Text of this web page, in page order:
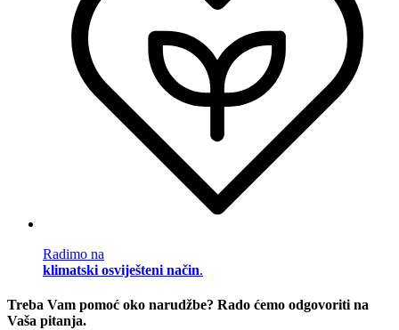
Radimo na
klimatski osviješteni način.
Treba Vam pomoć oko narudžbe? Rado ćemo odgovoriti na
Vaša pitanja.